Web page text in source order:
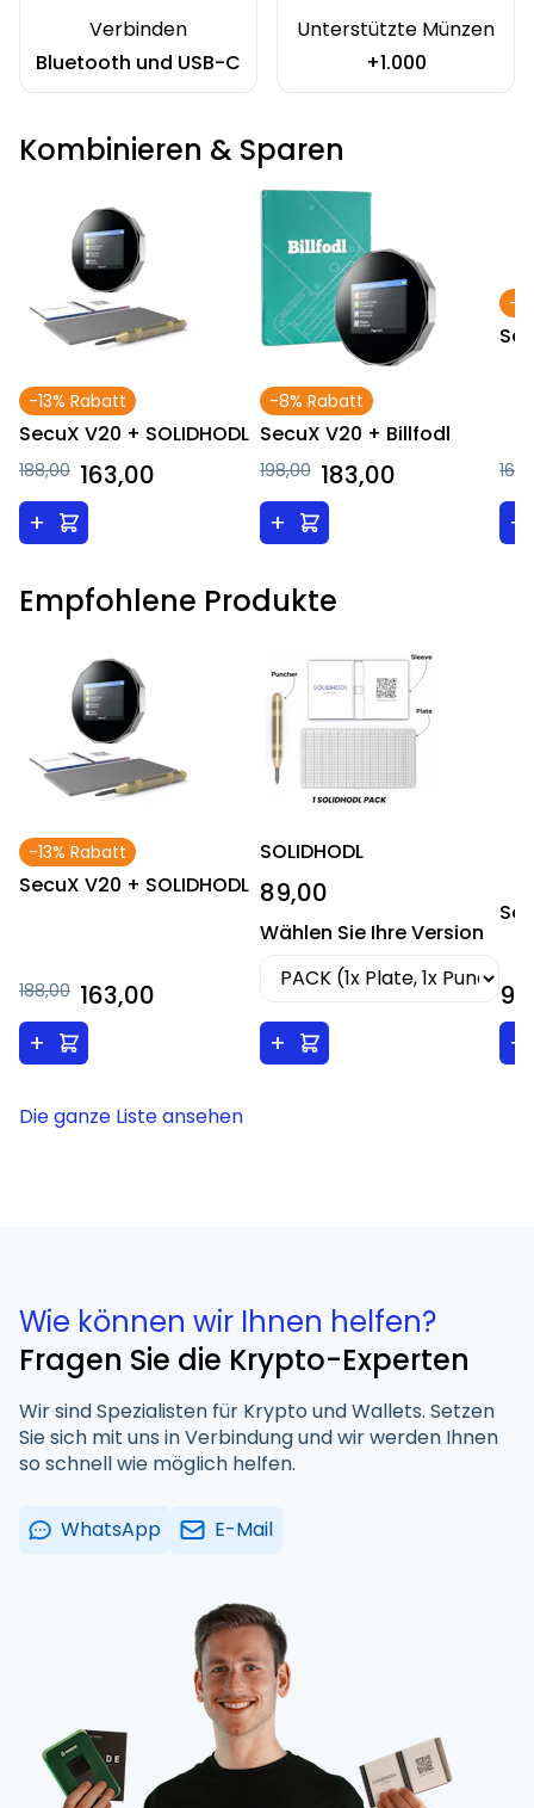
Verbinden
Bluetooth und USB-C
Unterstützte Münzen
+1.000
Kombinieren & Sparen
-13% Rabatt
SecuX V20 + SOLIDHODL
188,00 163,00
+
-8% Rabatt
SecuX V20 + Billfodl
198,00 183,00
+
-
+
Empfohlene Produkte
-13% Rabatt
SecuX V20 + SOLIDHODL
188,00 163,00
+
SOLIDHODL
89,00
Wählen Sie Ihre Version
+
+
Die ganze Liste ansehen
Wie können wir Ihnen helfen?
Fragen Sie die Krypto-Experten
Wir sind Spezialisten für Krypto und Wallets. Setzen
Sie sich mit uns in Verbindung und wir werden Ihnen
so schnell wie möglich helfen.
WhatsApp E-Mail